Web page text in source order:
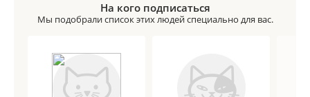
На кого подписаться
Мы подобрали список этих людей специально для вас.